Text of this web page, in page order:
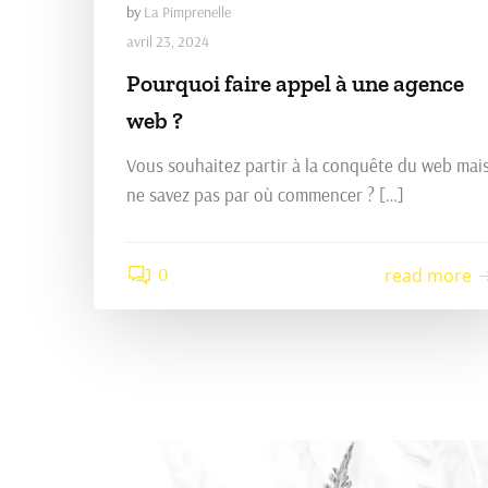
by La Pimprenelle
avril 23, 2024
Pourquoi faire appel à une agence
web ?
Vous souhaitez partir à la conquête du web
ne savez pas par où commencer ? […]
0 read more